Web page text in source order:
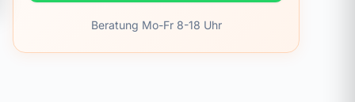
Beratung Mo-Fr 8-18 Uhr